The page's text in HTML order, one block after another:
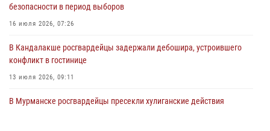
В Управлении Росгвардии по Мурманской области прошло пожарно-
тактическое занятие совместно с МЧС России
безопасности в период выборов
16 июля 2026, 07:26
В Кандалакше росгвардейцы задержали дебошира, устроившего
конфликт в гостинице
13 июля 2026, 09:11
В Мурманске росгвардейцы пресекли хулиганские действия